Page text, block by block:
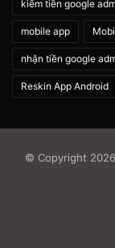
kiếm tiền google
mobile app
nhận tiền google
Reskin App Android
© Copyright